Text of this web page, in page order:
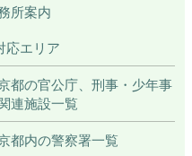
所案内
応エリア
都の官公庁、刑事・少年事
連施設一覧
都内の警察署一覧